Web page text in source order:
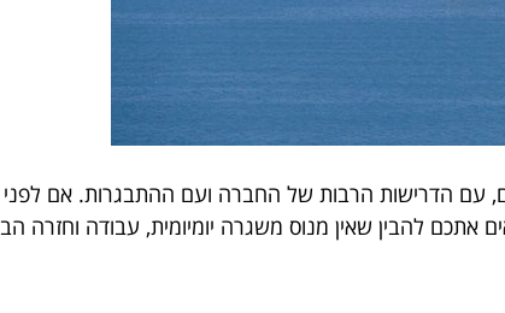
להבין שאין מנוס משגרה יומיומית, עבודה וחזרה